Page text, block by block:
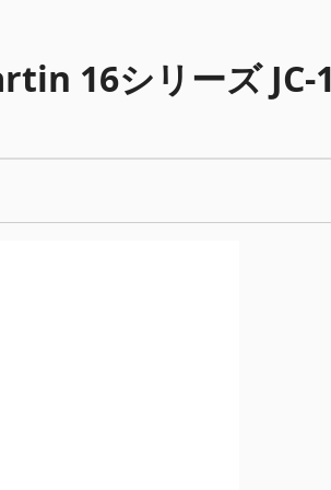
16シリーズ JC-